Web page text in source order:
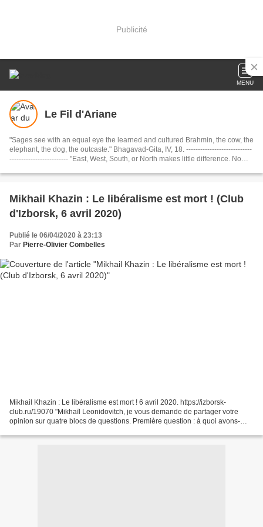
Publicité
MENU
Le Fil d'Ariane
"Sages see with an equal eye the learned and cultured Brahmin, the cow, the
elephant, the dog, the outcaste." Bhagavad-Gita, IV, 18. ----------------------------
------------------------- "East, West, South, or North makes little difference. No
within. If you travel within, you’ll travel the whole wide world and beyond." .
Rakshitah ( धर्मो रक्षति रक्षितः): "The Dharma protects those who protect it."
Mikhail Khazin : Le libéralisme est mort ! (Club
d'Izborsk, 6 avril 2020)
Publié le 06/04/2020 à 23:13
Par Pierre-Olivier Combelles
Mikhail Khazin : Le libéralisme est mort ! 6 avril 2020. https://izborsk-
club.ru/19070 "Mikhaïl Leonidovitch, je vous demande de partager votre
opinion sur quatre blocs de questions. Première question : à quoi avons-